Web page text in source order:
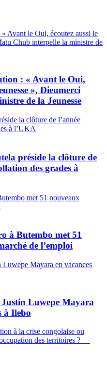
: « Avant le Oui,
», Dieumerci
de la Jeunesse
préside la clôture de
des grades à
à Butembo met 51
de l’emploi
Luwepe Mayara
à Ilebo